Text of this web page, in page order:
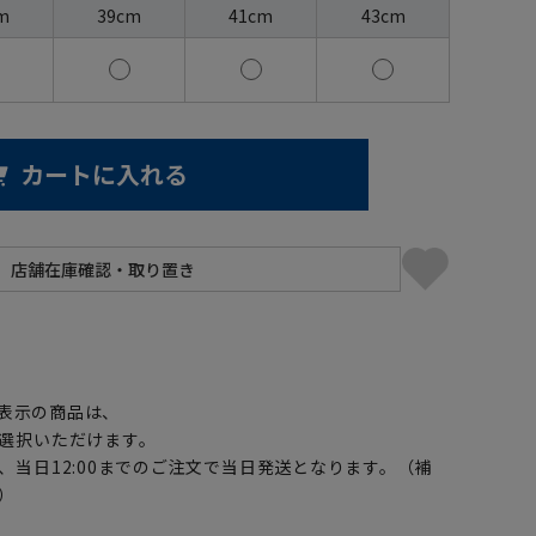
39cm 41cm 43cm
カートに入れる
示の商品は、
択いただけます。
当日12:00までのご注文で当日発送となります。（補